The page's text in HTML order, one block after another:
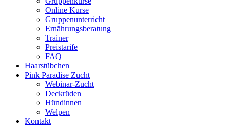
Online Kurse
Gruppenunterricht
Ernährungsberatung
Trainer
Preistarife
FAQ
Haarstübchen
Pink Paradise Zucht
Webinar-Zucht
Deckrüden
Hündinnen
Welpen
Kontakt